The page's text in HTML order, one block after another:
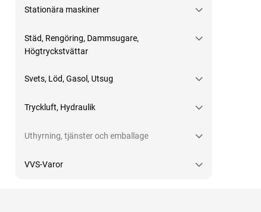
Stationära maskiner
Städ, Rengöring, Dammsugare,
Högtryckstvättar
Svets, Löd, Gasol, Utsug
Tryckluft, Hydraulik
Uthyrning, tjänster och emballage
VVS-Varor